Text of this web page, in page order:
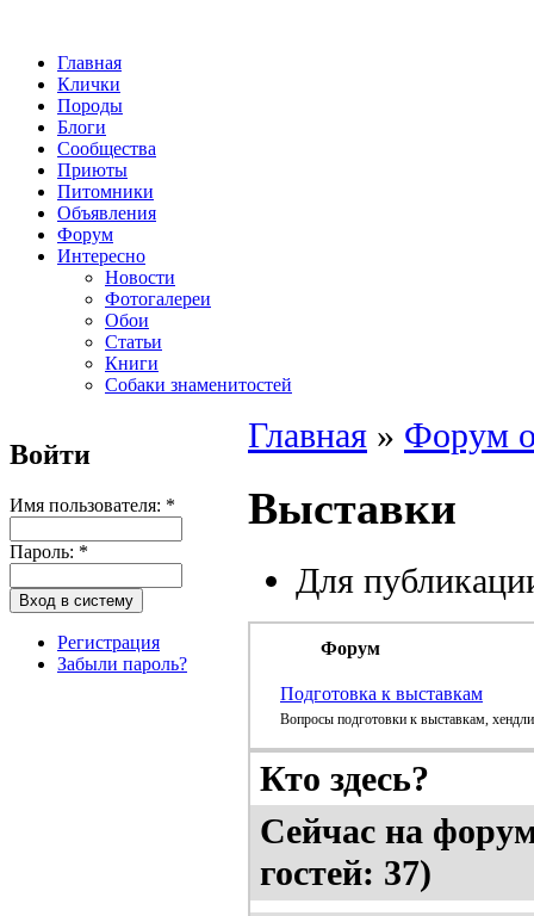
Главная
Клички
Породы
Блоги
Сообщества
Приюты
Питомники
Объявления
Форум
Интересно
Новости
Фотогалереи
Обои
Статьи
Книги
Собаки знаменитостей
Войти
Имя пользователя: *
Пароль: *
Регистрация
Забыли пароль?
Главная » Форум
Выставки
Для
Форум
Подготовка к выставкам
Вопросы подготовки к выставкам,
Кто здесь?
Сейчас на
гостей: 37)